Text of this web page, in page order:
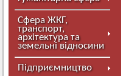
Сфера ЖКГ,
транспорт,
архітектура та
земельні відносини
Підприємництво